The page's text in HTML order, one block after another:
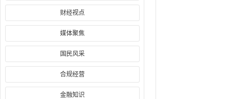
财经视点
媒体聚焦
国民风采
合规经营
金融知识